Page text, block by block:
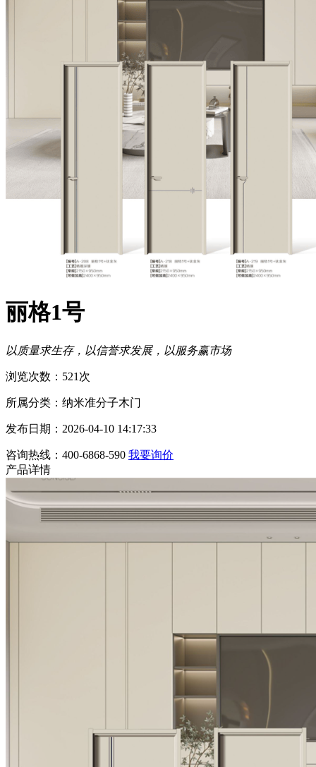
丽格1号
以质量求生存，以信誉求发展，以服务赢市场
浏览次数：521次
所属分类：纳米准分子木门
发布日期：2026-04-10 14:17:33
咨询热线：400-6868-590 我要询价
产品详情